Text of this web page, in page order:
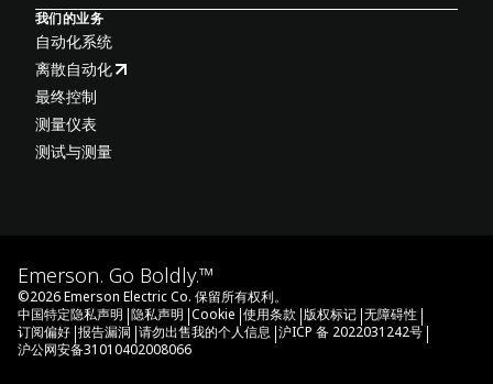
我们的业务
自动化系统
离散自动化
最终控制
测量仪表
测试与测量
Emerson. Go Boldly.™
©2026Emerson Electric Co. 保留所有权利。
中国特定隐私声明 |隐私声明 |Cookie |使用条款 |版权标记 |无障碍性 |
订阅偏好 |报告漏洞 |请勿出售我的个人信息 |沪ICP 备 2022031242号 |
沪公网安备31010402008066